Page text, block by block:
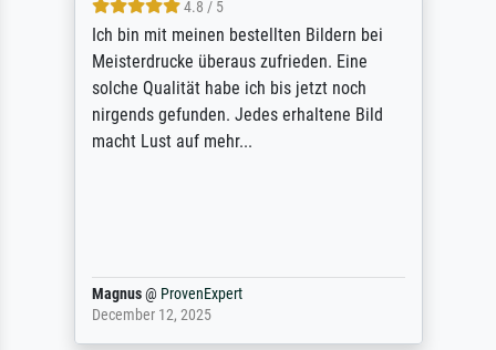
4.8 / 5
Ich bin mit meinen bestellten Bildern bei
Meisterdrucke überaus zufrieden. Eine
solche Qualität habe ich bis jetzt noch
nirgends gefunden. Jedes erhaltene Bild
macht Lust auf mehr...
Magnus@ProvenExpert
December 12, 2025